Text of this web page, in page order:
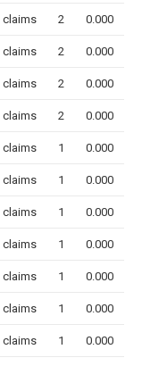
claims 2 0.000
claims 2 0.000
claims 2 0.000
claims 2 0.000
claims 1 0.000
claims 1 0.000
claims 1 0.000
claims 1 0.000
claims 1 0.000
claims 1 0.000
claims 1 0.000